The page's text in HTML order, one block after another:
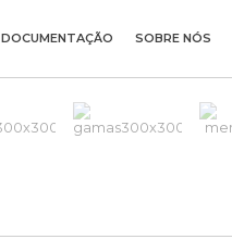
DOCUMENTAÇÃO SOBRE NÓS